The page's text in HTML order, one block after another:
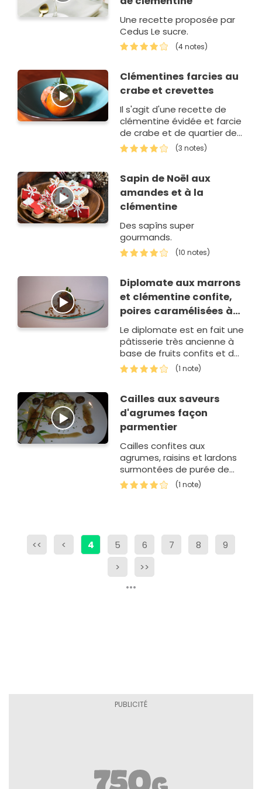
Une recette proposée par
Cedus Le sucre.
(4 notes)
Clémentines farcies au
crabe et crevettes
Il s'agit d'une recette de
clémentine évidée et farcie
de crabe et de quartier de
clémentines.C'est une
entrée très fraiche, légère
(3 notes)
Sapin de Noël aux
amandes et à la
clémentine
Des sapîns super
gourmands.
(10 notes)
Diplomate aux marrons
et clémentine confite,
poires caramélisées à
la Mandarine Impériale
Le diplomate est en fait une
pâtisserie très ancienne à
base de fruits confits et de
rhum. Ici je vous livre une
version plus personnelle, de
(1 note)
Cailles aux saveurs
d'agrumes façon
parmentier
Cailles confites aux
agrumes, raisins et lardons
surmontées de purée de
pommes de terre aux
éclats de marrons
(1 note)
<< < 4 5 6 7 8
9
>
>>